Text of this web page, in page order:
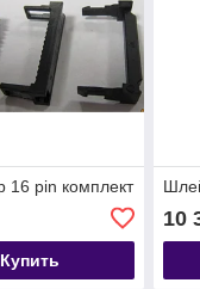
16 pin комплект
Купить
10